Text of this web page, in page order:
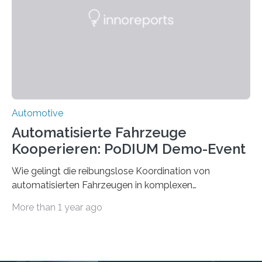
Schienenfahrzeugen die vorhandene Infrastruktur
Automotive
Automatisierte Fahrzeuge
Kooperieren: PoDIUM Demo-Event
Wie gelingt die reibungslose Koordination von
automatisierten Fahrzeugen in komplexen
vernetzten kooperativen Fahren, das im Rahmen des
More than 1 year ago